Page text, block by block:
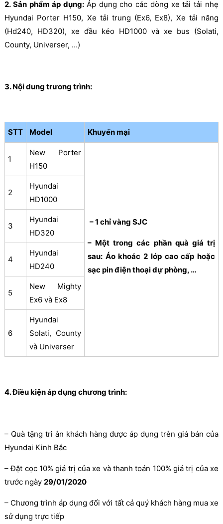
2. Sản phẩm áp dụng: Áp dụng cho các dòng xe tải tải nhẹ
Hyundai Porter H150, Xe tải trung (Ex6, Ex8), Xe tải năng
(Hd240, HD320), xe đầu kéo HD1000 và xe bus (Solati,
County, Universer, …)
3. Nội dung trương trình:
STT Model Khuyến mại
1
New Porter
H150
– 1 chỉ vàng SJC
– Một trong các phần quà giá trị
sau: Áo khoác 2 lớp cao cấp hoặc
sạc pin điện thoại dự phòng, …
2
Hyundai
HD1000
3
Hyundai
HD320
4
Hyundai
HD240
5
New Mighty
Ex6 và Ex8
6
Hyundai
Solati, County
và Universer
4. Điều kiện áp dụng chương trình:
– Quà tặng tri ân khách hàng được áp dụng trên giá bán của
Hyundai Kinh Bắc
– Đặt cọc 10% giá trị của xe và thanh toán 100% giá trị của xe
trước ngày 29/01/2020
– Chương trình áp dụng đối với tất cả quý khách hàng mua xe
sử dụng trực tiếp